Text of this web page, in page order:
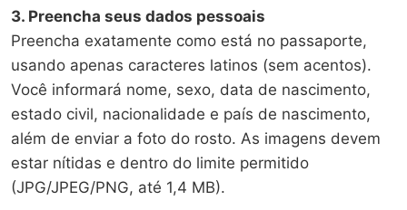
3. Preencha seus dados pessoais
Preencha exatamente como está no passaporte,
usando apenas caracteres latinos (sem acentos).
Você informará nome, sexo, data de nascimento,
estado civil, nacionalidade e país de nascimento,
além de enviar a foto do rosto. As imagens devem
estar nítidas e dentro do limite permitido
(JPG/JPEG/PNG, até 1,4 MB).